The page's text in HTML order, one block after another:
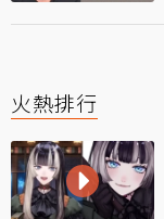
火熱排行